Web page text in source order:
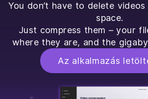
You don’t have to delete
space.
Just compress them – your
where they are, and the
Az alkalmazás